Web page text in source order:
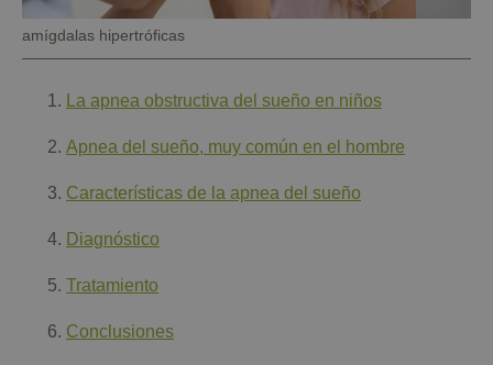
Pie
de
amígdalas hipertróficas
La apnea obstructiva del sueño en niños
Apnea del sueño, muy común en el hombre
Características de la apnea del sueño
Diagnóstico
Tratamiento
Conclusiones